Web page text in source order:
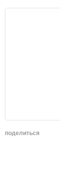
поделиться